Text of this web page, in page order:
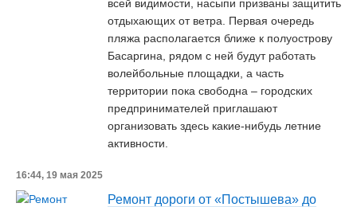
всей видимости, насыпи призваны защитить
отдыхающих от ветра. Первая очередь
пляжа располагается ближе к полуострову
Басаргина, рядом с ней будут работать
волейбольные площадки, а часть
территории пока свободна – городских
предпринимателей приглашают
организовать здесь какие-нибудь летние
активности.
16:44, 19 мая 2025
Ремонт дороги от «Постышева» до